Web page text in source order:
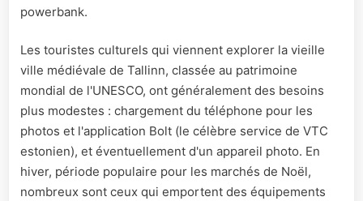
powerbank.
Les touristes culturels qui viennent explorer la vieille
ville médiévale de Tallinn, classée au patrimoine
mondial de l'UNESCO, ont généralement des besoins
plus modestes : chargement du téléphone pour les
photos et l'application Bolt (le célèbre service de VTC
estonien), et éventuellement d'un appareil photo. En
hiver, période populaire pour les marchés de Noël,
nombreux sont ceux qui emportent des équipements